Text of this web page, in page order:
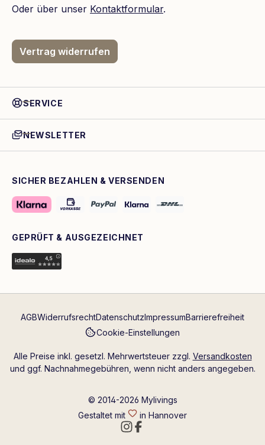
Oder über unser Kontaktformular.
Vertrag widerrufen
SERVICE
NEWSLETTER
SICHER BEZAHLEN & VERSENDEN
GEPRÜFT & AUSGEZEICHNET
AGBWiderrufsrechtDatenschutzImpressumBarrierefreiheit
Cookie-Einstellungen
Alle Preise inkl. gesetzl. Mehrwertsteuer zzgl. Versandkosten
und ggf. Nachnahmegebühren, wenn nicht anders angegeben.
© 2014-2026 Mylivings
Gestaltet mit
in Hannover